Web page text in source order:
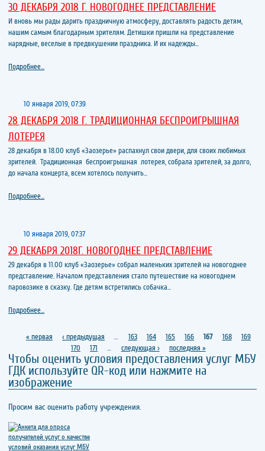
30 ДЕКАБРЯ 2018 Г. НОВОГОДНЕЕ ПРЕДСТАВЛЕНИЕ
И вновь мы рады дарить праздничную атмосферу, доставлять радость детям,
нашим самым благодарным зрителям. Детишки пришли на представление
нарядные, веселые в предвкушении праздника. И их надежды...
Подробнее...
10 января 2019, 07:39
28 ДЕКАБРЯ 2018 Г. ТРАДИЦИОННАЯ БЕСПРОИГРЫШНАЯ
ЛОТЕРЕЯ
28 декабря в 18.00 клуб «Заозерье» распахнул свои двери, для своих любимых
зрителей. Традиционная беспроигрышная лотерея, собрала зрителей, за долго,
до начала концерта, всем хотелось получить...
Подробнее...
10 января 2019, 07:37
29 ДЕКАБРЯ 2018Г. НОВОГОДНЕЕ ПРЕДСТАВЛЕНИЕ
29 декабря в 11.00 клуб «Заозерье» собрал маленьких зрителей на новогоднее
представление. Началом представления стало путешествие на новогоднем
паровозике в сказку. Где детям встретились собачка...
Подробнее...
Страницы
« первая ‹ предыдущая 163 164 165 166 167 168
169
170
171 следующая › последняя »
Чтобы оценить условия предоставления услуг МБУ
ГДК используйте QR-код или нажмите на
изображение
Просим вас оценить работу учреждения.